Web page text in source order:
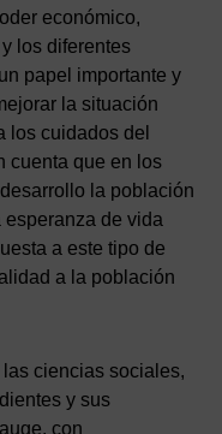
económico,
los diferentes
papel importante y
la situación
los cuidados del
cuenta que en los
la población
de vida
a este tipo de
a la población
ciencias sociales,
y sus
con